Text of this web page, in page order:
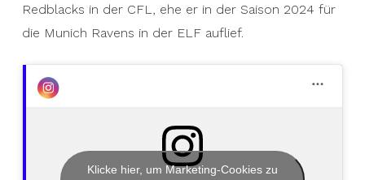
Redblacks in der CFL, ehe er in der Saison 2024 für
die Munich Ravens in der ELF auflief.
Klicke hier, um Marketing-Cookies zu